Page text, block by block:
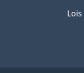
Lois